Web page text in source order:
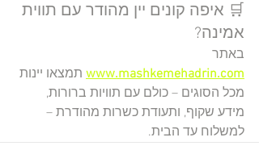
🛒 איפה קונים יין מהודר עם תווית
אמינה?
באתר
www.mashkemehadrin.com תמצאו יינות
מכל הסוגים – כולם עם תוויות ברורות,
מידע שקוף, ותעודת כשרות מהודרת –
למשלוח עד הבית.